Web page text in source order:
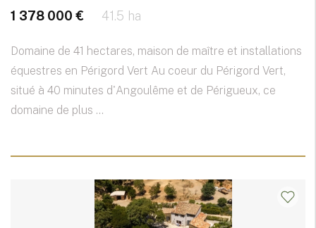
1 378 000 € 41.5 ha
Domaine de 41 hectares, maison de maître et installations
équestres en Périgord Vert Au coeur du Périgord Vert,
situé à 40 minutes d'Angoulême et de Périgueux, ce
domaine de plus ...